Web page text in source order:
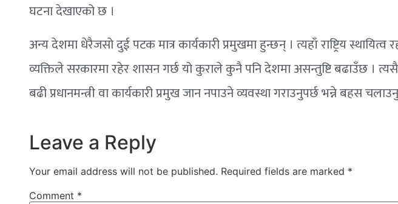
घटना देखाएको छ ।
अन्य देशमा धेरैजसो दुई पटक मात्र कार्यकारी प्रमुखमा हुन्छन् । त्यहाँ राष्ट्रिय
व्यक्तिले सरकारमा रहेर शासन गर्छ यो कुराले कुनै पनि देशमा असन्तुष्टि बढाउँछ ।
बढी प्रधानमन्त्री वा कार्यकारी प्रमुख जान नपाउने व्यवस्था गराउनुपर्छ भन्ने बहस
Leave a Reply
Your email address will not be published. Required fields are marked *
Comment *